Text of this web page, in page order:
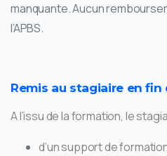
manquante. Aucun
l’APBS.
Remis au stagiaire en
A l’issu de la formation, le
d’un support de